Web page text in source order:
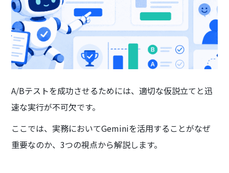
A/Bテストを成功させるためには、適切な仮説立てと迅
速な実行が不可欠です。
ここでは、実務においてGeminiを活用することがなぜ
重要なのか、3つの視点から解説します。